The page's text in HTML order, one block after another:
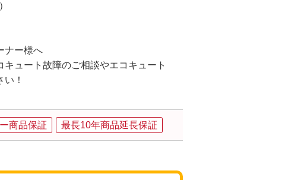
ナー様へ
ュート故障のご相談やエコキュート
！
商品保証 最長10年商品延長保証